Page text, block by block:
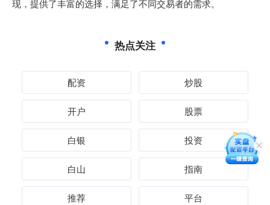
现，提供了丰富的选择，满足了不同交易者的需求。
热点关注
配资 炒股
开户 股票
白银 投资
白山 指南
推荐 平台